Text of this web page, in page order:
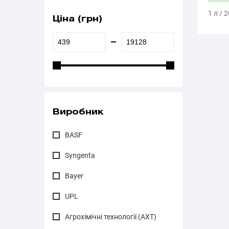
Ціна (грн)
Виробник
BASF
Syngenta
Bayer
UPL
Агрохімічні технології (АХТ)
1 л /